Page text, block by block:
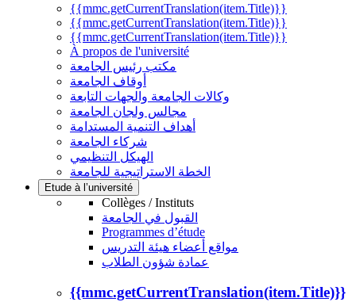
{{mmc.getCurrentTranslation(item.Title)}}
{{mmc.getCurrentTranslation(item.Title)}}
{{mmc.getCurrentTranslation(item.Title)}}
À propos de l'université
مكتب رئيس الجامعة
أوقاف الجامعة
وكالات الجامعة والجهات التابعة
مجالس ولجان الجامعة
أهداف التنمية المستدامة
شركاء الجامعة
الهيكل التنظيمي
الخطة الاستراتيجية للجامعة
Etude à l’université
Collèges / Instituts
القبول في الجامعة
Programmes d’étude
مواقع أعضاء هيئة التدريس
عمادة شؤون الطلاب
{{mmc.getCurrentTranslation(item.Title)}}